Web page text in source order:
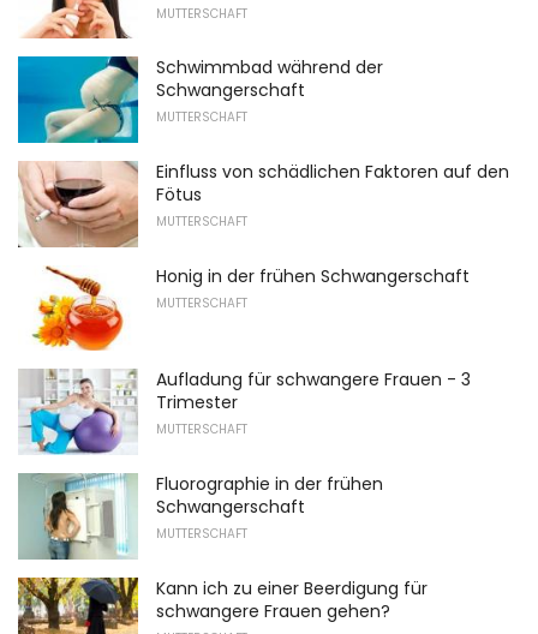
MUTTERSCHAFT
Schwimmbad während der
Schwangerschaft
MUTTERSCHAFT
Einfluss von schädlichen Faktoren auf den
Fötus
MUTTERSCHAFT
Honig in der frühen Schwangerschaft
MUTTERSCHAFT
Aufladung für schwangere Frauen - 3
Trimester
MUTTERSCHAFT
Fluorographie in der frühen
Schwangerschaft
MUTTERSCHAFT
Kann ich zu einer Beerdigung für
schwangere Frauen gehen?